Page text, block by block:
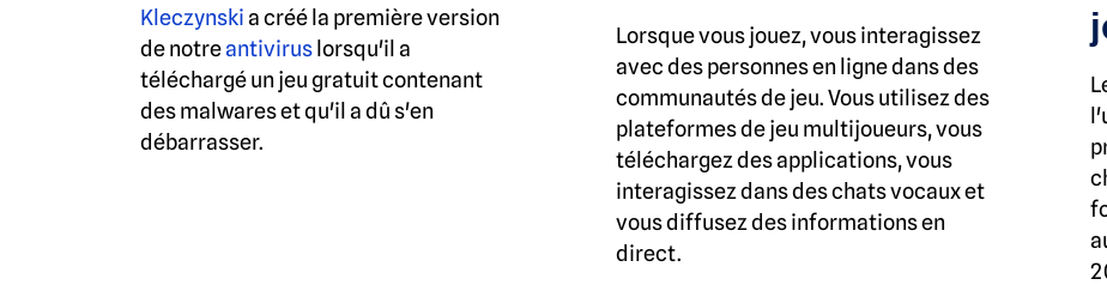
Kleczynskia créé la première version
de notreantivirus lorsqu'il a
téléchargé un jeu gratuit contenant
des malwares et qu'il a dû s'en
débarrasser.
Lorsque vous jouez, vous interagissez
avec des personnes en ligne dans des
communautés de jeu. Vous utilisez des
plateformes de jeu multijoueurs, vous
téléchargez des applications, vous
interagissez dans des chats vocaux et
vous diffusez des informations en
direct.